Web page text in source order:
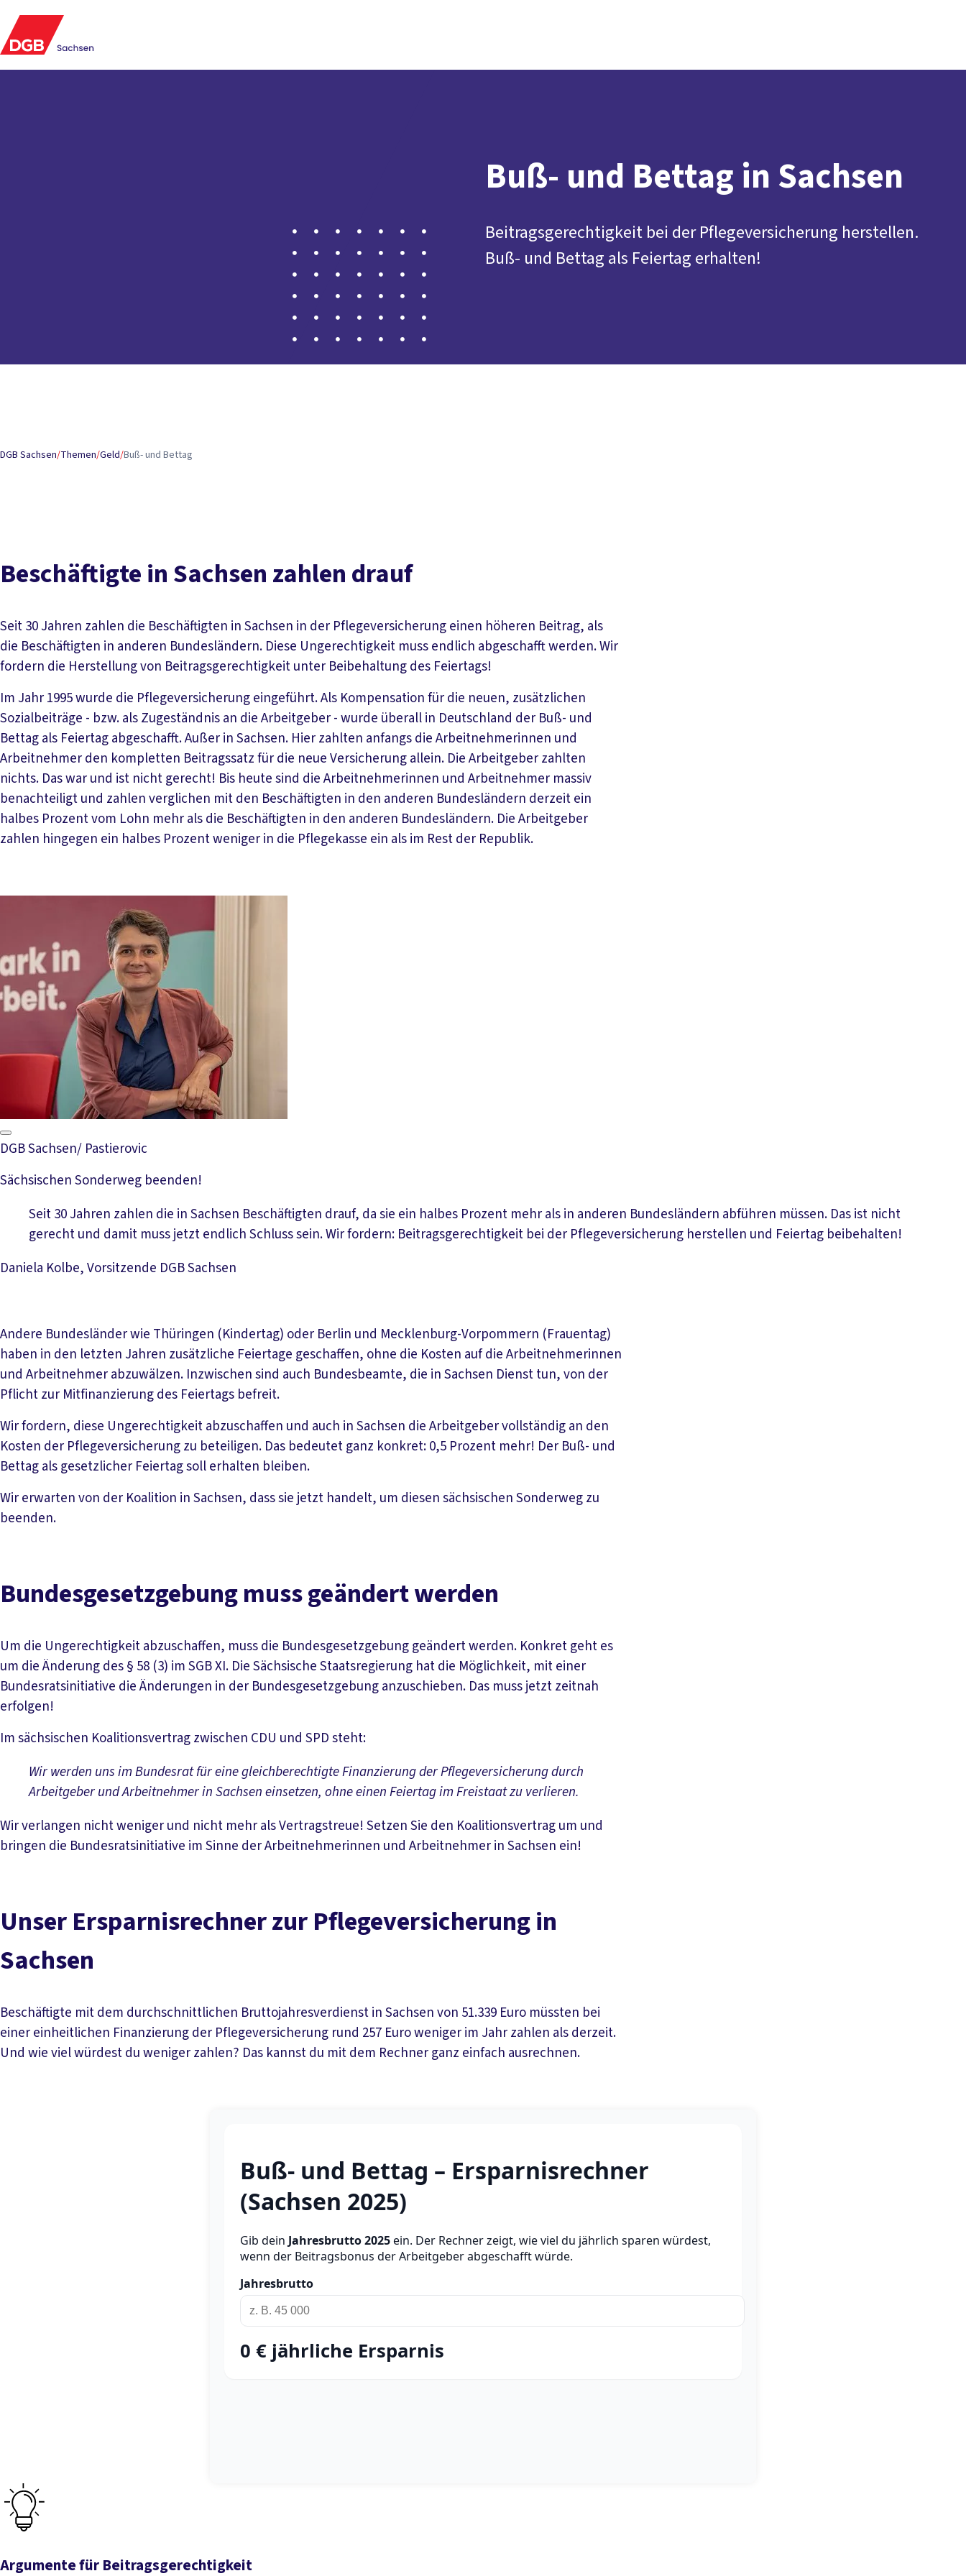
Buß- und Bettag in Sachsen
Beitragsgerechtigkeit bei der Pflegeversicherung herstellen.
Buß- und Bettag als Feiertag erhalten!
DGB Sachsen/Themen/Geld/Buß- und Bettag
Beschäftigte in Sachsen zahlen drauf
Seit 30 Jahren zahlen die Beschäftigten in Sachsen in der Pflegeversicherung einen höheren Beitrag, als
die Beschäftigten in anderen Bundesländern. Diese Ungerechtigkeit muss endlich abgeschafft werden. Wir
fordern die Herstellung von Beitragsgerechtigkeit unter Beibehaltung des Feiertags!
Im Jahr 1995 wurde die Pflegeversicherung eingeführt. Als Kompensation für die neuen, zusätzlichen
Sozialbeiträge - bzw. als Zugeständnis an die Arbeitgeber - wurde überall in Deutschland der Buß- und
Bettag als Feiertag abgeschafft. Außer in Sachsen. Hier zahlten anfangs die Arbeitnehmerinnen und
Arbeitnehmer den kompletten Beitragssatz für die neue Versicherung allein. Die Arbeitgeber zahlten
nichts. Das war und ist nicht gerecht! Bis heute sind die Arbeitnehmerinnen und Arbeitnehmer massiv
benachteiligt und zahlen verglichen mit den Beschäftigten in den anderen Bundesländern derzeit ein
halbes Prozent vom Lohn mehr als die Beschäftigten in den anderen Bundesländern. Die Arbeitgeber
zahlen hingegen ein halbes Prozent weniger in die Pflegekasse ein als im Rest der Republik.
DGB Sachsen/ Pastierovic
Sächsischen Sonderweg beenden!
Seit 30 Jahren zahlen die in Sachsen Beschäftigten drauf, da sie ein halbes Prozent mehr als in anderen Bundesländern abführen müssen. Das ist nicht
gerecht und damit muss jetzt endlich Schluss sein. Wir fordern: Beitragsgerechtigkeit bei der Pflegeversicherung herstellen und Feiertag beibehalten!
Daniela Kolbe, Vorsitzende DGB Sachsen
Andere Bundesländer wie Thüringen (Kindertag) oder Berlin und Mecklenburg-Vorpommern (Frauentag)
haben in den letzten Jahren zusätzliche Feiertage geschaffen, ohne die Kosten auf die Arbeitnehmerinnen
und Arbeitnehmer abzuwälzen. Inzwischen sind auch Bundesbeamte, die in Sachsen Dienst tun, von der
Pflicht zur Mitfinanzierung des Feiertags befreit.
Wir fordern, diese Ungerechtigkeit abzuschaffen und auch in Sachsen die Arbeitgeber vollständig an den
Kosten der Pflegeversicherung zu beteiligen. Das bedeutet ganz konkret: 0,5 Prozent mehr! Der Buß- und
Bettag als gesetzlicher Feiertag soll erhalten bleiben.
Wir erwarten von der Koalition in Sachsen, dass sie jetzt handelt, um diesen sächsischen Sonderweg zu
beenden.
Bundesgesetzgebung muss geändert werden
Um die Ungerechtigkeit abzuschaffen, muss die Bundesgesetzgebung geändert werden. Konkret geht es
um die Änderung des § 58 (3) im SGB XI. Die Sächsische Staatsregierung hat die Möglichkeit, mit einer
Bundesratsinitiative die Änderungen in der Bundesgesetzgebung anzuschieben. Das muss jetzt zeitnah
erfolgen!
Im sächsischen Koalitionsvertrag zwischen CDU und SPD steht:
Wir werden uns im Bundesrat für eine gleichberechtigte Finanzierung der Pflegeversicherung durch
Arbeitgeber und Arbeitnehmer in Sachsen einsetzen, ohne einen Feiertag im Freistaat zu verlieren.
Wir verlangen nicht weniger und nicht mehr als Vertragstreue! Setzen Sie den Koalitionsvertrag um und
bringen die Bundesratsinitiative im Sinne der Arbeitnehmerinnen und Arbeitnehmer in Sachsen ein!
Unser Ersparnisrechner zur Pflegeversicherung in
Sachsen
Beschäftigte mit dem durchschnittlichen Bruttojahresverdienst in Sachsen von 51.339 Euro müssten bei
einer einheitlichen Finanzierung der Pflegeversicherung rund 257 Euro weniger im Jahr zahlen als derzeit.
Und wie viel würdest du weniger zahlen? Das kannst du mit dem Rechner ganz einfach ausrechnen.
Argumente für Beitragsgerechtigkeit